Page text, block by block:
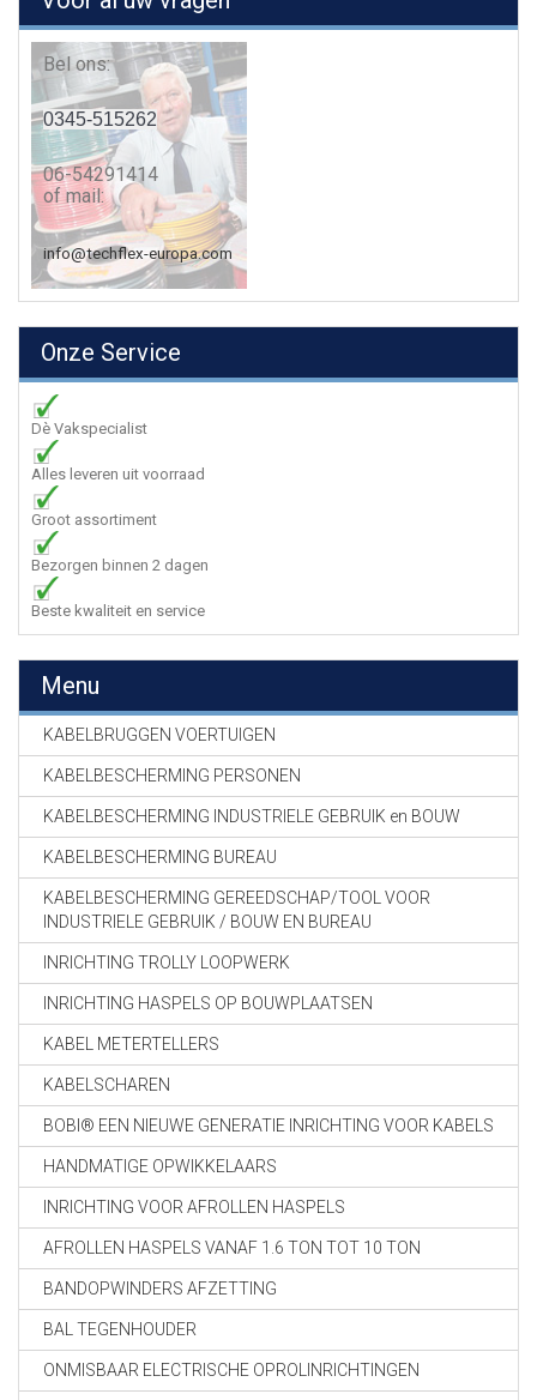
Bel ons:
0345-515262
06-54291414
of mail:
info@techflex-europa.com
Onze Service
Dè Vakspecialist
Alles leveren uit voorraad
Groot assortiment
Bezorgen binnen 2 dagen
Beste kwaliteit en service
Menu
KABELBRUGGEN VOERTUIGEN
KABELBESCHERMING PERSONEN
KABELBESCHERMING INDUSTRIELE GEBRUIK en BOUW
KABELBESCHERMING BUREAU
KABELBESCHERMING GEREEDSCHAP/TOOL VOOR
INDUSTRIELE GEBRUIK / BOUW EN BUREAU
INRICHTING TROLLY LOOPWERK
INRICHTING HASPELS OP BOUWPLAATSEN
KABEL METERTELLERS
KABELSCHAREN
BOBI® EEN NIEUWE GENERATIE INRICHTING VOOR KABELS
HANDMATIGE OPWIKKELAARS
INRICHTING VOOR AFROLLEN HASPELS
AFROLLEN HASPELS VANAF 1.6 TON TOT 10 TON
BANDOPWINDERS AFZETTING
BAL TEGENHOUDER
ONMISBAAR ELECTRISCHE OPROLINRICHTINGEN